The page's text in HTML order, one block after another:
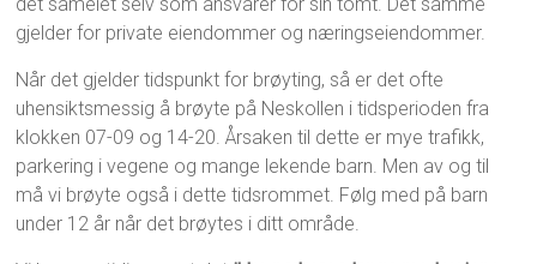
gjelder for private eiendommer og næringseiendommer.
Når det gjelder tidspunkt for brøyting, så er det ofte
uhensiktsmessig å brøyte på Neskollen i tidsperioden fra
klokken 07-09 og 14-20. Årsaken til dette er mye trafikk,
parkering i vegene og mange lekende barn. Men av og til
må vi brøyte også i dette tidsrommet. Følg med på barn
under 12 år når det brøytes i ditt område.